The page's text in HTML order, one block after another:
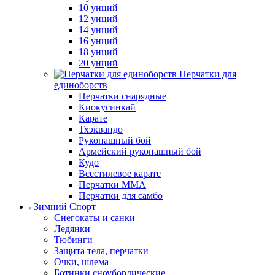
10 унций
12 унций
14 унций
16 унций
18 унций
20 унций
Перчатки для
единоборств
Перчатки снарядные
Киокусинкай
Карате
Тхэквандо
Рукопашный бой
Армейский рукопашный бой
Кудо
Всестилевое карате
Перчатки MMA
Перчатки для самбо
Зимний Спорт
Снегокаты и санки
Ледянки
Тюбинги
Защита тела, перчатки
Очки, шлема
Ботинки сноубордические